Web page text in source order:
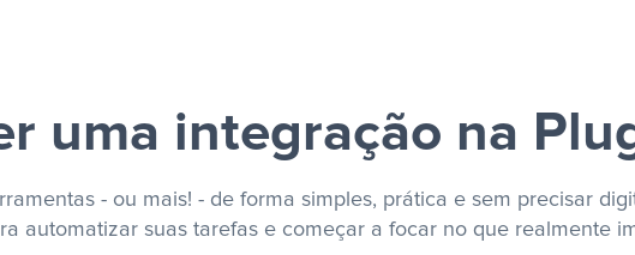
uma integração na
- ou mais! - de forma simples, prática e sem precisar
automatizar suas tarefas e começar a focar no que realmente